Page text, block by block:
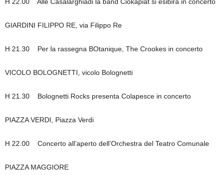
GIARDINI FILIPPO RE, via Filippo Re
H 21.30 Per la rassegna BOtanique, The Crookes in concerto
VICOLO BOLOGNETTI, vicolo Bolognetti
H 21.30 Bolognetti Rocks presenta Colapesce in concerto
PIAZZA VERDI, Piazza Verdi
H 22.00 Concerto all’aperto dell’Orchestra del Teatro Comunale
PIAZZA MAGGIORE